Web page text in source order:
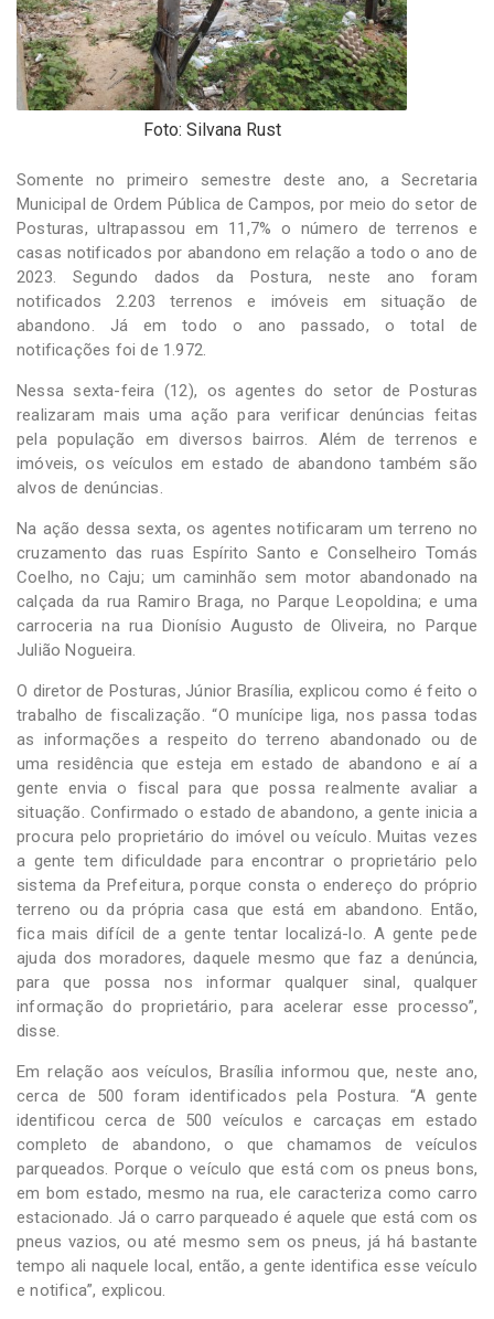
Foto: Silvana Rust
Somente no primeiro semestre deste ano, a Secretaria
Municipal de Ordem Pública de Campos, por meio do setor de
Posturas, ultrapassou em 11,7% o número de terrenos e
casas notificados por abandono em relação a todo o ano de
2023. Segundo dados da Postura, neste ano foram
notificados 2.203 terrenos e imóveis em situação de
abandono. Já em todo o ano passado, o total de
notificações foi de 1.972.
Nessa sexta-feira (12), os agentes do setor de Posturas
realizaram mais uma ação para verificar denúncias feitas
pela população em diversos bairros. Além de terrenos e
imóveis, os veículos em estado de abandono também são
alvos de denúncias.
Na ação dessa sexta, os agentes notificaram um terreno no
cruzamento das ruas Espírito Santo e Conselheiro Tomás
Coelho, no Caju; um caminhão sem motor abandonado na
calçada da rua Ramiro Braga, no Parque Leopoldina; e uma
carroceria na rua Dionísio Augusto de Oliveira, no Parque
Julião Nogueira.
O diretor de Posturas, Júnior Brasília, explicou como é feito o
trabalho de fiscalização. “O munícipe liga, nos passa todas
as informações a respeito do terreno abandonado ou de
uma residência que esteja em estado de abandono e aí a
gente envia o fiscal para que possa realmente avaliar a
situação. Confirmado o estado de abandono, a gente inicia a
procura pelo proprietário do imóvel ou veículo. Muitas vezes
a gente tem dificuldade para encontrar o proprietário pelo
sistema da Prefeitura, porque consta o endereço do próprio
terreno ou da própria casa que está em abandono. Então,
fica mais difícil de a gente tentar localizá-lo. A gente pede
ajuda dos moradores, daquele mesmo que faz a denúncia,
para que possa nos informar qualquer sinal, qualquer
informação do proprietário, para acelerar esse processo”,
disse.
Em relação aos veículos, Brasília informou que, neste ano,
cerca de 500 foram identificados pela Postura. “A gente
identificou cerca de 500 veículos e carcaças em estado
completo de abandono, o que chamamos de veículos
parqueados. Porque o veículo que está com os pneus bons,
em bom estado, mesmo na rua, ele caracteriza como carro
estacionado. Já o carro parqueado é aquele que está com os
pneus vazios, ou até mesmo sem os pneus, já há bastante
tempo ali naquele local, então, a gente identifica esse veículo
e notifica”, explicou.